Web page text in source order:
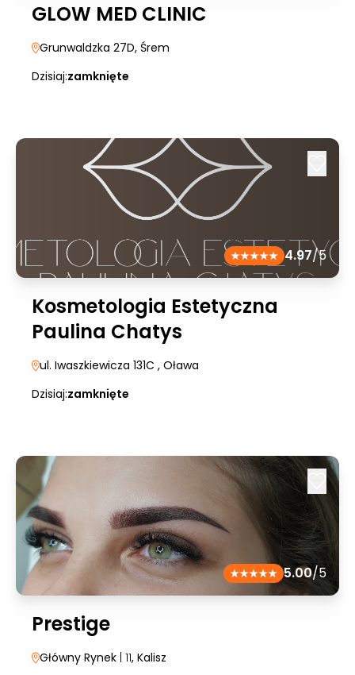
GLOW MED CLINIC
Grunwaldzka 27D, Śrem
Dzisiaj:zamknięte
4.97/5
Kosmetologia Estetyczna
Paulina Chatys
ul. Iwaszkiewicza 131C , Oława
Dzisiaj:zamknięte
5.00/5
Prestige
Główny Rynek | 11, Kalisz